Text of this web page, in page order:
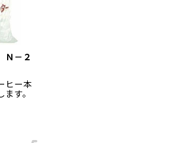
－２
ヒー本
す。